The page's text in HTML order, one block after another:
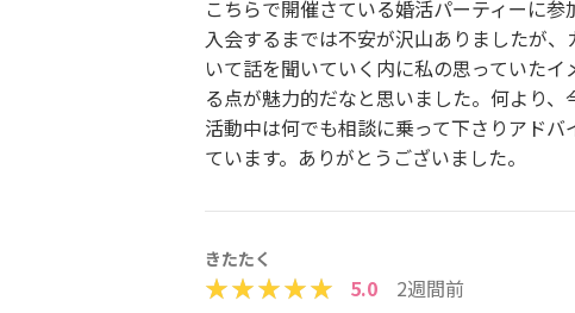
こちらで開催さている婚活パーティーに
入会するまでは不安が沢山ありましたが
いて話を聞いていく内に私の思っていた
る点が魅力的だなと思いました。何より
活動中は何でも相談に乗って下さりアド
ています。ありがとうございました。
きたたく
5.0
2週間前